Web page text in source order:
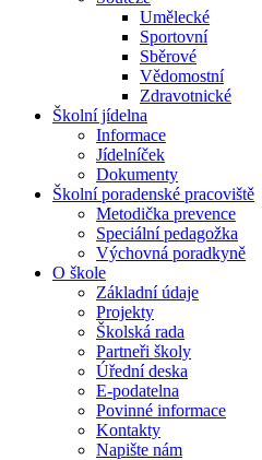
Umělecké
Sportovní
Sběrové
Vědomostní
Zdravotnické
Školní jídelna
Informace
Jídelníček
Dokumenty
Školní poradenské pracoviště
Metodička prevence
Speciální pedagožka
Výchovná poradkyně
O škole
Základní údaje
Projekty
Školská rada
Partneři školy
Úřední deska
E-podatelna
Povinné informace
Kontakty
Napište nám